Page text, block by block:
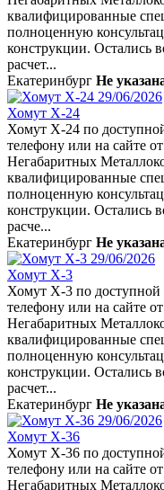
квалифицированные
полноценную
конструкции. Остались
расчет...
Екатеринбург Не
29/06/2026
Хомут Х-24
Хомут Х-24 по
телефону или на сайте
Негабаритных
квалифицированные
полноценную
конструкции. Остались
расче...
Екатеринбург Не
29/06/2026
Хомут Х-3
Хомут Х-3 по доступной
телефону или на сайте
Негабаритных
квалифицированные
полноценную
конструкции. Остались
расчет...
Екатеринбург Не
29/06/2026
Хомут Х-36
Хомут Х-36 по
телефону или на сайте
Негабаритных